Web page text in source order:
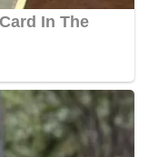
dengan
menang dan
Liga
poin dari Real